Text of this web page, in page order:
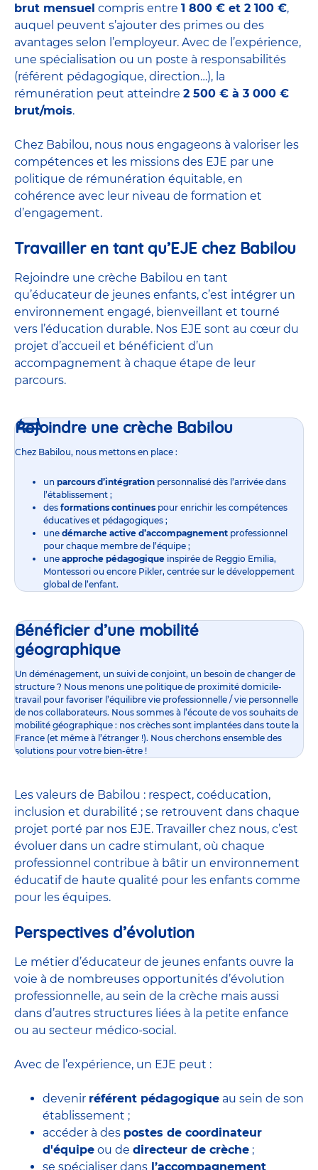
brut mensuel compris entre 1 800 € et 2 100 €,
auquel peuvent s’ajouter des primes ou des
avantages selon l’employeur. Avec de l’expérience,
une spécialisation ou un poste à responsabilités
(référent pédagogique, direction…), la
rémunération peut atteindre 2 500 € à 3 000 €
brut/mois.
Chez Babilou, nous nous engageons à valoriser les
compétences et les missions des EJE par une
politique de rémunération équitable, en
cohérence avec leur niveau de formation et
d’engagement.
Travailler en tant qu’EJE chez Babilou
Rejoindre une crèche Babilou en tant
qu’éducateur de jeunes enfants, c’est intégrer un
environnement engagé, bienveillant et tourné
vers l’éducation durable. Nos EJE sont au cœur du
projet d’accueil et bénéficient d’un
accompagnement à chaque étape de leur
parcours.
Rejoindre une crèche Babilou
Chez Babilou, nous mettons en place :
un parcours d’intégration personnalisé dès l’arrivée dans
l’établissement ;
des formations continues pour enrichir les compétences
éducatives et pédagogiques ;
une démarche active d’accompagnement professionnel
pour chaque membre de l’équipe ;
une approche pédagogique inspirée de Reggio Emilia,
Montessori ou encore Pikler, centrée sur le développement
global de l’enfant.
Bénéficier d’une mobilité
géographique
Un déménagement, un suivi de conjoint, un besoin de changer de
structure ? Nous menons une politique de proximité domicile-
travail pour favoriser l’équilibre vie professionnelle / vie personnelle
de nos collaborateurs. Nous sommes à l’écoute de vos souhaits de
mobilité géographique : nos crèches sont implantées dans toute la
France (et même à l’étranger !). Nous cherchons ensemble des
solutions pour votre bien-être !
Les valeurs de Babilou : respect, coéducation,
inclusion et durabilité ; se retrouvent dans chaque
projet porté par nos EJE. Travailler chez nous, c’est
évoluer dans un cadre stimulant, où chaque
professionnel contribue à bâtir un environnement
éducatif de haute qualité pour les enfants comme
pour les équipes.
Perspectives d’évolution
Le métier d’éducateur de jeunes enfants ouvre la
voie à de nombreuses opportunités d’évolution
professionnelle, au sein de la crèche mais aussi
dans d’autres structures liées à la petite enfance
ou au secteur médico-social.
Avec de l’expérience, un EJE peut :
devenir référent pédagogique au sein de son
établissement ;
accéder à des postes de coordinateur
d'équipe ou de directeur de crèche ;
se spécialiser dans l’accompagnement